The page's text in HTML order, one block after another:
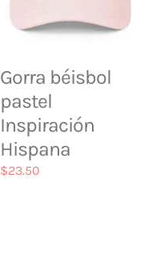
Gorra béisbol
pastel
Inspiración
Hispana
$23.50